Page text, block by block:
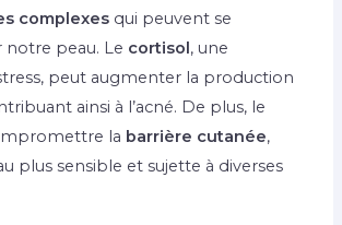
complexes qui peuvent se
notre peau. Le cortisol, une
peut augmenter la production
ainsi à l’acné. De plus, le
la barrière cutanée,
plus sensible et sujette à diverses